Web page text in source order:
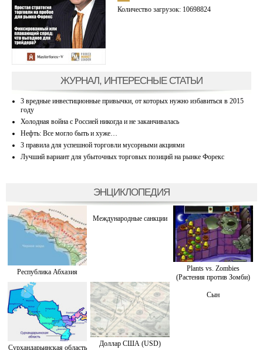
Количество загрузок: 10698824
ЖУРНАЛ, ИНТЕРЕСНЫЕ СТАТЬИ
3 вредные инвестиционные привычки, от которых нужно избавиться в 2015
году
Холодная война с Россией никогда и не заканчивалась
Нефть: Все могло быть и хуже…
3 правила для успешной торговли мусорными акциями
Лучший вариант для убыточных торговых позиций на рынке Форекс
ЭНЦИКЛОПЕДИЯ
Республика Абхазия
Международные санкции
Plants vs. Zombies
(Растения против Зомби)
Сурхандарьинская область Доллар США (USD)
Сын